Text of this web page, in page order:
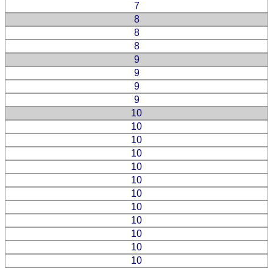
7
8
8
8
9
9
9
9
10
10
10
10
10
10
10
10
10
10
10
10